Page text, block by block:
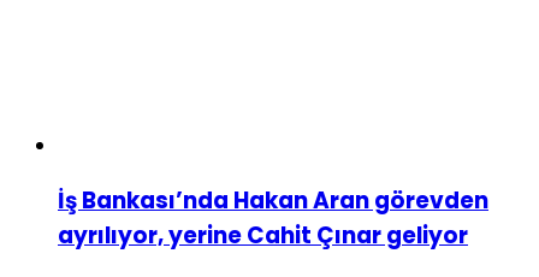
İş Bankası’nda Hakan Aran görevden
ayrılıyor, yerine Cahit Çınar geliyor